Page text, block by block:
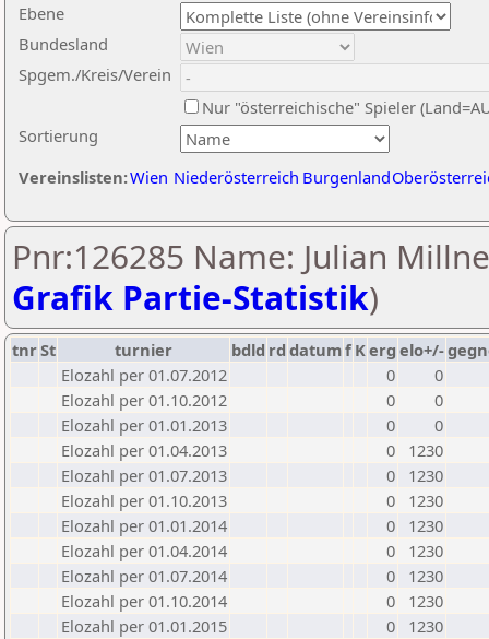
Ebene
Sortierung
Bundesland
Spgem./Kreis/Verein
Nur "österreichische" Spieler
Vereinslisten:Wien Niederösterreich Burgenland
Pnr:126285 Name: Julian
Grafik Partie-Statistik)
tnrSt turnier bdld rd datumf Kerg elo+/-
Elozahl per 01.07.2012
0
0
Elozahl per 01.10.2012
0
0
Elozahl per 01.01.2013
0
0
Elozahl per 01.04.2013
0
1230
Elozahl per 01.07.2013
0
1230
Elozahl per 01.10.2013
0
1230
Elozahl per 01.01.2014
0
1230
Elozahl per 01.04.2014
0
1230
Elozahl per 01.07.2014
0
1230
Elozahl per 01.10.2014
0
1230
Elozahl per 01.01.2015
0
1230